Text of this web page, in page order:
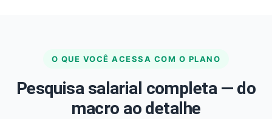
O QUE VOCÊ ACESSA COM O PLANO
Pesquisa salarial completa — do
macro ao detalhe